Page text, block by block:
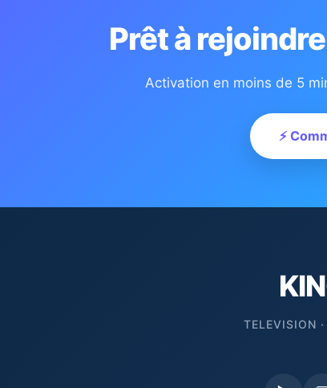
Prêt à
Activation en moins de 5
⚡
TELEVISION